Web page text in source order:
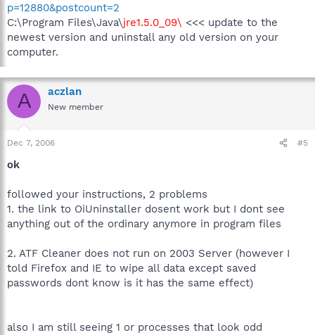
p=12880&postcount=2
C:\Program Files\Java\jre1.5.0_09\ <<< update to the
newest version and uninstall any old version on your
computer.
A aczlan
New member
Dec 7, 2006 #5
ok
followed your instructions, 2 problems
1. the link to OiUninstaller dosent work but I dont see
anything out of the ordinary anymore in program files
2. ATF Cleaner does not run on 2003 Server (however I
told Firefox and IE to wipe all data except saved
passwords dont know is it has the same effect)
also I am still seeing 1 or processes that look odd